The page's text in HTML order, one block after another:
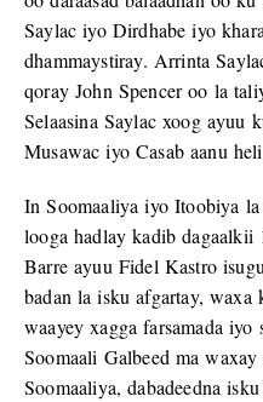
Saylac iyo Dirdhabe iyo
dhammaystiray. Arrinta
qoray John Spencer oo la
Selaasina Saylac xoog ayuu
Musawac iyo Casab aanu
In Soomaaliya iyo Itoobiya
looga hadlay kadib
Barre ayuu Fidel Kastro
badan la isku afgartay,
waayey xagga farsamada
Soomaali Galbeed ma
Soomaaliya, dabadeedna